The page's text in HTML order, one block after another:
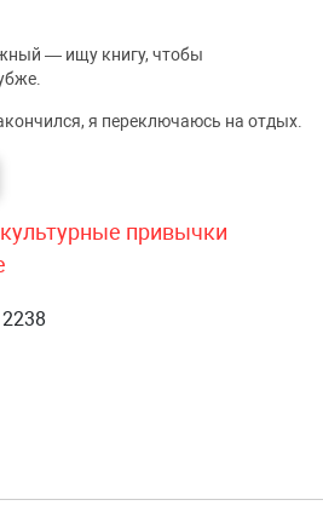
— ищу книгу, чтобы
я переключаюсь на отдых.
привычки